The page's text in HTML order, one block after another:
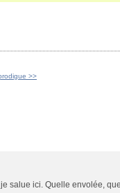
>>
salue ici. Quelle envolée,